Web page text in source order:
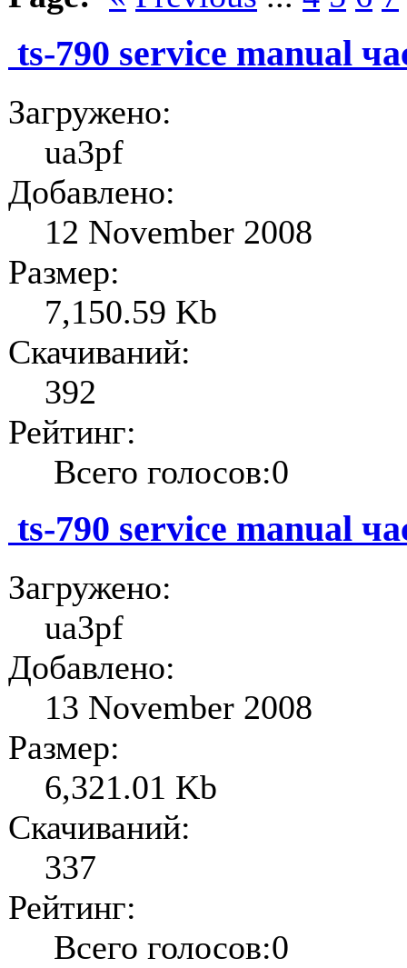
ts-790 service manual
Загружено:
ua3pf
Добавлено:
12 November 2008
Размер:
7,150.59 Kb
Скачиваний:
392
Рейтинг:
Всего голосов:0
ts-790 service manual
Загружено:
ua3pf
Добавлено:
13 November 2008
Размер:
6,321.01 Kb
Скачиваний:
337
Рейтинг:
Всего голосов:0